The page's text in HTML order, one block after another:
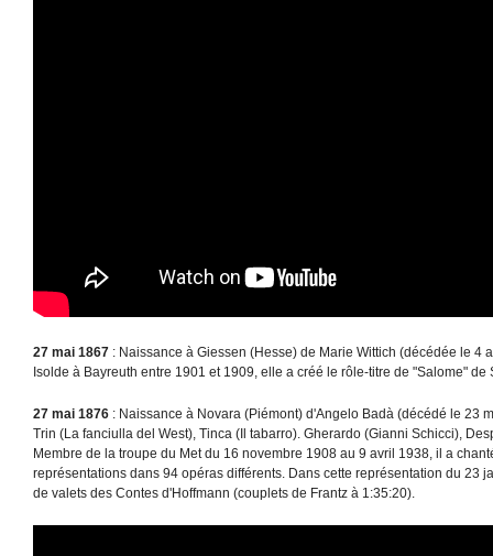
27 mai 1867 : Naissance à Giessen (Hesse) de Marie Wittich (décédée le 4
Isolde à Bayreuth entre 1901 et 1909, elle a créé le rôle-titre de "Salome" de
27 mai 1876 : Naissance à Novara (Piémont) d'Angelo Badà (décédé le 23
Trin (La fanciulla del West), Tinca (Il tabarro). Gherardo (Gianni Schicci),
Membre de la troupe du Met du 16 novembre 1908 au 9 avril 1938, il a
représentations dans 94 opéras différents. Dans cette représentation du 23
de valets des Contes d'Hoffmann (couplets de Frantz à 1:35:20).